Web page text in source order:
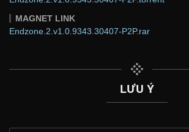
MAGNET LINK
Endzone.2.v1.0.9343.30407-P2P.rar
LƯU Ý